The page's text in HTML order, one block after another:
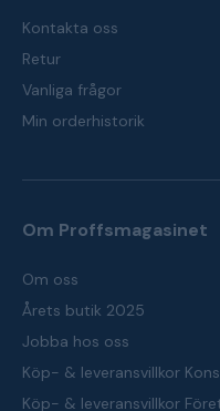
Kontakta oss
Retur
Vanliga frågor
Min orderhistorik
Om Proffsmagasinet
Om oss
Årets butik 2025
Jobba hos oss
Köp- & leveransvillkor
Köp- & leveransvillkor